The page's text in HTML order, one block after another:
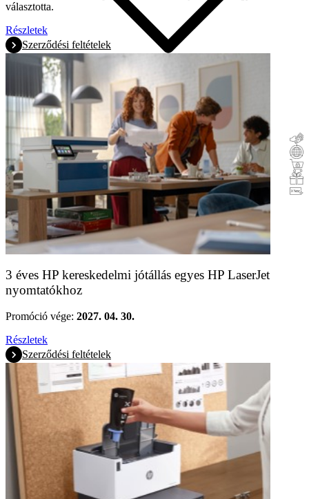
Pénzvisszatérítés
Csereakció
Vásárlás és kipróbálás
Ösztönzők
Jótállás
választotta.
Részletek
Szerződési feltételek
3 éves HP kereskedelmi jótállás egyes HP LaserJet
nyomtatókhoz
Promóció vége: 2027. 04. 30.
Részletek
Szerződési feltételek